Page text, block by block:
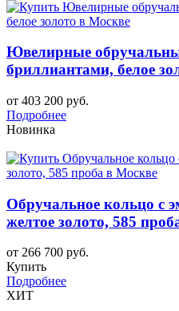
Ювелирные
бриллиантами, белое
от 403 200 руб.
Подробнее
Новинка
Обручальное кольцо с
желтое золото, 585
от 266 700 руб.
Купить
Подробнее
ХИТ